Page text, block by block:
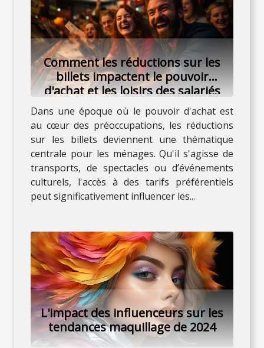
Comment les réductions sur les
billets impactent le pouvoir
d'achat et les loisirs des salariés
Dans une époque où le pouvoir d'achat est
au cœur des préoccupations, les réductions
sur les billets deviennent une thématique
centrale pour les ménages. Qu'il s'agisse de
transports, de spectacles ou d’événements
culturels, l'accès à des tarifs préférentiels
peut significativement influencer les...
L'impact des influenceurs sur les
tendances maquillage de 2024